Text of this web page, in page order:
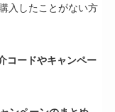
入したことがない方
コードやキャンペー